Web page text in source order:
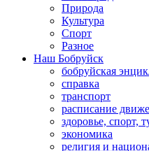
Природа
Культура
Спорт
Разное
Наш Бобруйск
бобруйская
справка
транспорт
расписание
здоровье, спорт,
экономика
религия и